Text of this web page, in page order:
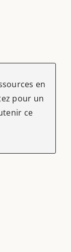
en
pour un
ce